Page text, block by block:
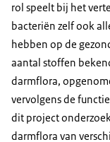
rol speelt bij het
bacteriën zelf ook
hebben op de
aantal stoffen
darmflora,
vervolgens de
dit project
darmflora van